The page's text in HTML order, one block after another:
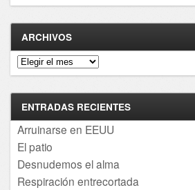
ARCHIVOS
Archivos
ENTRADAS RECIENTES
Arruinarse en EEUU
El patio
Desnudemos el alma
Respiración entrecortada